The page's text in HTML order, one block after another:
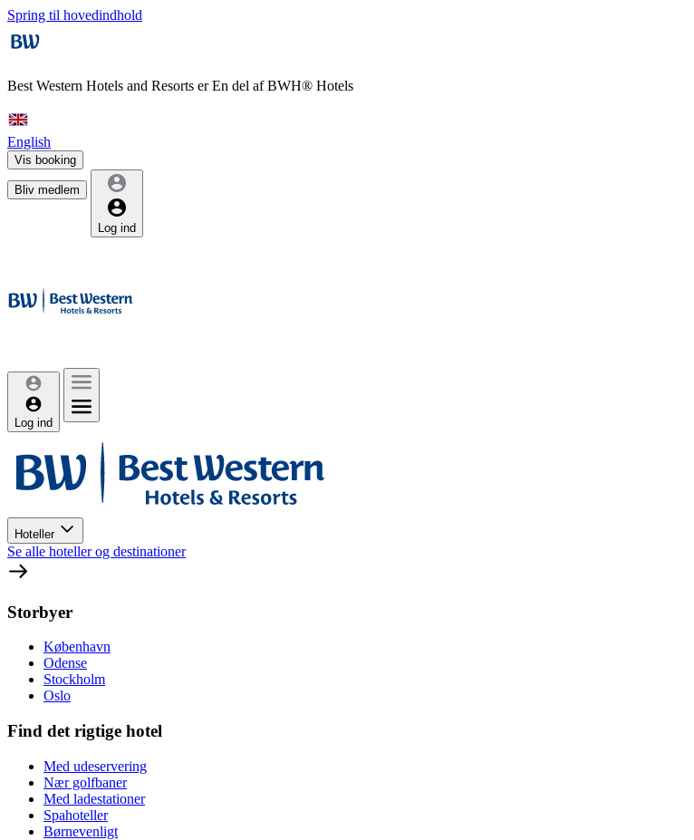
Spring til hovedindhold
Best Western Hotels and Resorts erEn del af BWH® Hotels
English
Vis booking
Bliv medlem
Log ind
Log ind
Hoteller
Se alle hoteller og destinationer
Storbyer
København
Odense
Stockholm
Oslo
Find det rigtige hotel
Med udeservering
Nær golfbaner
Med ladestationer
Spahoteller
Børnevenligt